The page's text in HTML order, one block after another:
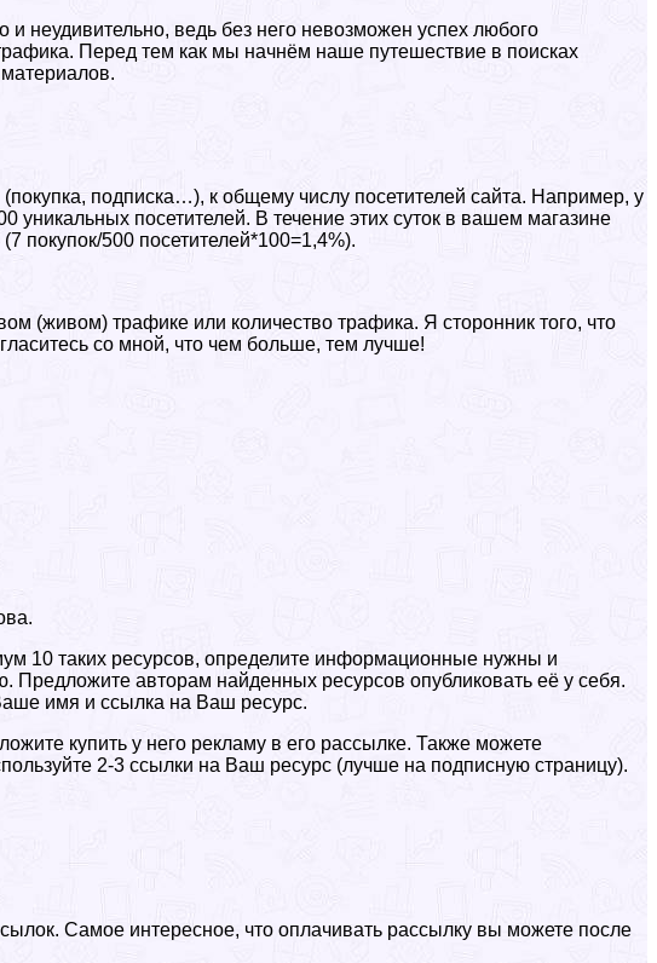
неудивительно, ведь без него невозможен успех любого
Перед тем как мы начнём наше путешествие в поисках
подписка…), к общему числу посетителей сайта. Например, у
уникальных посетителей. В течение этих суток в вашем магазине
покупок/500 посетителей*100=1,4%).
(живом) трафике или количество трафика. Я сторонник того, что
со мной, что чем больше, тем лучше!
10 таких ресурсов, определите информационные нужны и
Предложите авторам найденных ресурсов опубликовать её у себя.
имя и ссылка на Ваш ресурс.
купить у него рекламу в его рассылке. Также можете
2-3 ссылки на Ваш ресурс (лучше на подписную страницу).
Самое интересное, что оплачивать рассылку вы можете после